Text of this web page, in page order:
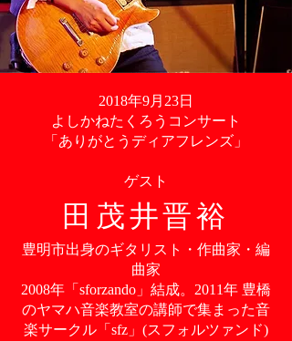
2018年9月23日
よしかねたくろうコンサート
「ありがとうディアフレンズ」
​ゲスト
田茂井晋裕
豊明市出身のギタリスト・作曲家・編
曲家
2008年「sforzando」結成。2011年 豊橋
のヤマハ音楽教室の講師で集まった音
楽サークル「sfz」(スフォルツァンド)